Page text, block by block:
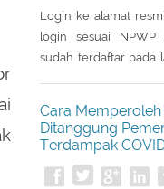
Login ke alamat
login sesuai NPWP
sudah terdaftar pada
akan menampilkan
pilih menu Layanan.
menu dari menu
Cara Memperoleh
Ditanggung
Terdampak